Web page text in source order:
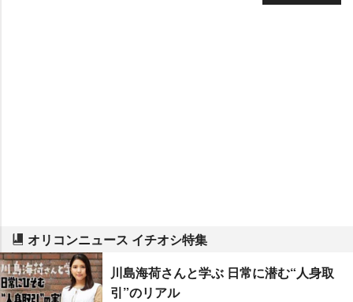
オリコンニュース イチオシ特集
川島海荷さんと学ぶ 日常に潜む“人身取
引”のリアル